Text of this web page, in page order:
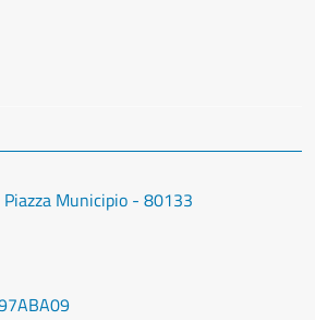
Piazza Municipio - 80133